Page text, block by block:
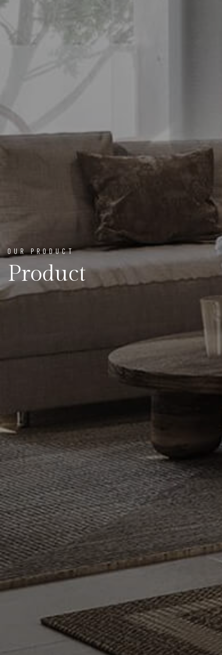
OUR PRODUCT
Product